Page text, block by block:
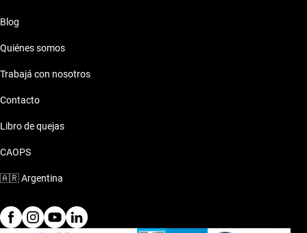
Blog
Quiénes somos
Trabajá con nosotros
Contacto
Libro de quejas
CAOPS
🇦🇷Argentina